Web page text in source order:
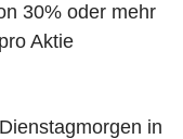
30% oder mehr
Aktie
in